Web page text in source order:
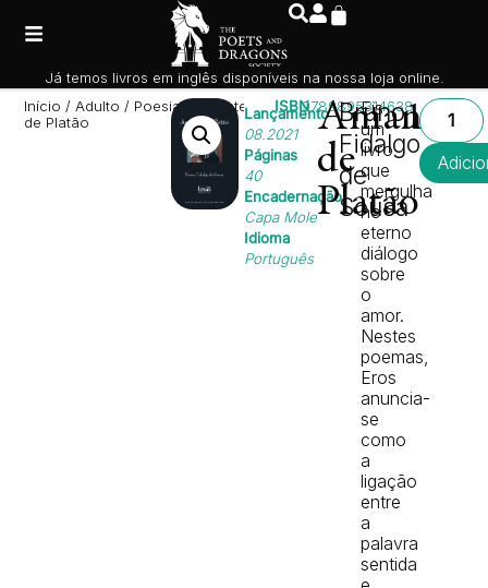
Início / Adulto / Poesia/ Amantes
de Platão
Lançamento
08.2021
Páginas
40
Encadernação
Capa Mole
Idioma
Português
ISBN9789895314638
Amantes
de
Platão
Bruno
Fidalgo
de
Sousa
Eis
um
livro
que
mergulha
no
eterno
diálogo
sobre
o
amor.
Nestes
poemas,
Eros
anuncia-
se
como
a
ligação
entre
a
palavra
sentida
10,00
Já temos livros em inglês disponíveis na nossa loja online.